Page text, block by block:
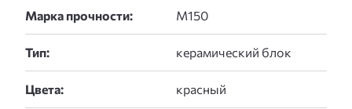
Марка прочности:
Тип:
Цвета: